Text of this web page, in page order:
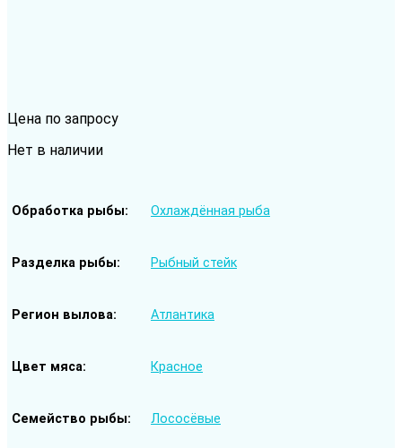
Цена по запросу
Нет в наличии
Обработка рыбы Охлаждённая рыба
Разделка рыбы Рыбный стейк
Регион вылова Атлантика
Цвет мяса Красное
Семейство рыбы Лососёвые